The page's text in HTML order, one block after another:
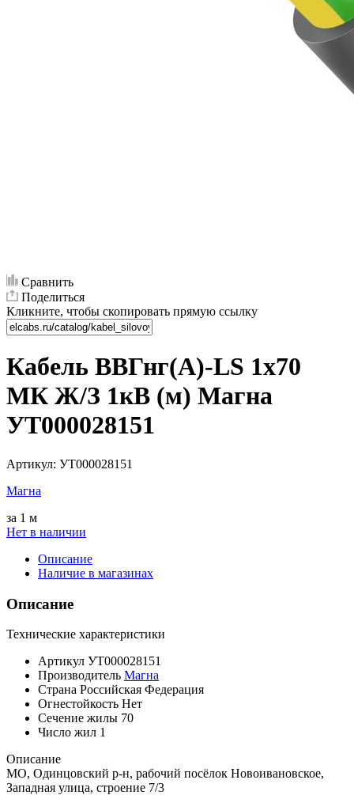
Сравнить
Поделиться
Кликните, чтобы скопировать прямую ссылку
Кабель ВВГнг(А)-LS 1х70
МК Ж/З 1кВ (м) Магна
УТ000028151
Артикул: УТ000028151
Магна
за 1 м
Нет в наличии
Описание
Наличие в магазинах
Описание
Технические характеристики
Артикул УТ000028151
Производитель Магна
Страна Российская Федерация
Огнестойкость Нет
Сечение жилы 70
Число жил 1
Описание
МО, Одинцовский р-н, рабочий посёлок Новоивановское,
Западная улица, строение 7/3